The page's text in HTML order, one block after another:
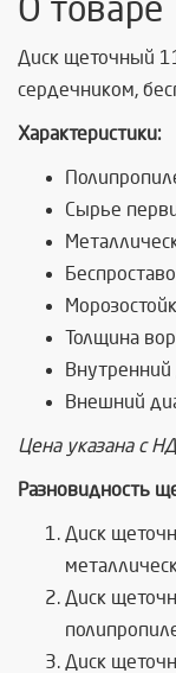
О товаре
Диск щеточный
сердечником,
Характеристики:
Сырье
Толщина
Внешний
Цена указана с
Разновидность
Диск
Диск
Диск